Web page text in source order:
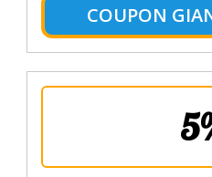
COUPON